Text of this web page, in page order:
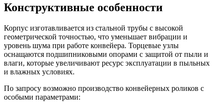
Конструктивные особенности
Корпус изготавливается из стальной трубы с высокой
геометрической точностью, что уменьшает вибрации и
уровень шума при работе конвейера. Торцевые узлы
оснащаются подшипниковыми опорами с защитой от пыли и
влаги, которые увеличивают ресурс эксплуатации в пыльных
и влажных условиях.
По запросу возможно производство конвейерных роликов с
особыми параметрами: